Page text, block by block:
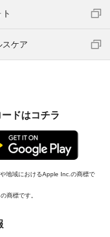
スケア
ドはコチラ
地域におけるApple Inc.の商標で
商標です。